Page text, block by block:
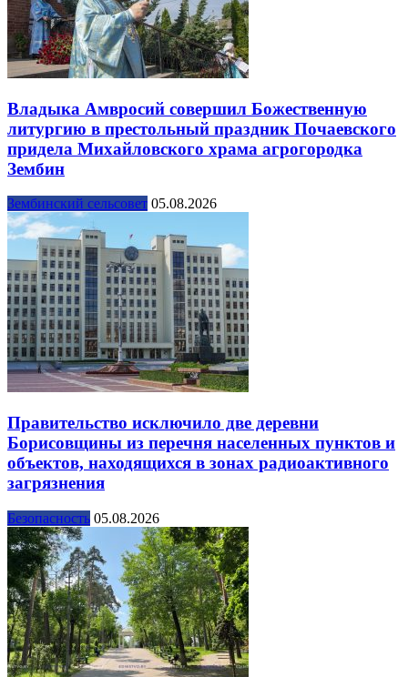
Владыка Амвросий совершил Божественную
литургию в престольный праздник Почаевского
придела Михайловского храма агрогородка
Зембин
Зембинский сельсовет 05.08.2026
Правительство исключило две деревни
Борисовщины из перечня населенных пунктов и
объектов, находящихся в зонах радиоактивного
загрязнения
Безопасность 05.08.2026